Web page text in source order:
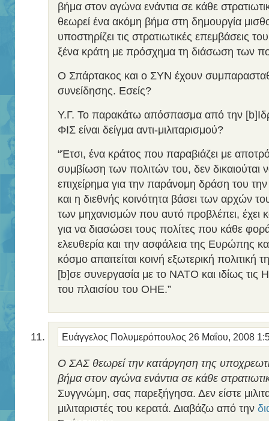
βήμα στον αγώνα ενάντια σε κάθε
θεωρεί ένα ακόμη βήμα στη δημουργία
υποστηρίζει τις στρατιωτικές επεμβάσεις
ξένα κράτη με πρόσχημα τη διάσωση των
Ο Σπάρτακος και ο ΣΥΝ έχουν
συνείδησης. Εσείς?
Υ.Γ. Το παρακάτω απόσπασμα από την
ΦΙΣ είναι δείγμα αντι-μιλιταρισμού?
“Έτσι, ένα κράτος που παραβιάζει με
συμβίωση των πολιτών του, δεν δικαιούται
επιχείρημα για την παράνομη δράση του την
και η διεθνής κοινότητα βάσει των αρχών
των μηχανισμών που αυτό προβλέπει, έχει
για να διασώσει τους πολίτες που κάθε
ελευθερία και την ασφάλεια της Ευρώπης
κόσμο απαιτείται κοινή εξωτερική
[b]σε συνεργασία με το ΝΑΤΟ και ιδίως τις
του πλαισίου του ΟΗΕ.”
Ευάγγελος Πολυμερόπουλος 26 Μαΐου, 2008
Ο ΣΑΣ θεωρεί την κατάργηση της
βήμα στον αγώνα ενάντια σε κάθε
Συγγνώμη, σας παρεξήγησα. Δεν είστε
μιλιταριστές του κερατά. Διαβάζω από την